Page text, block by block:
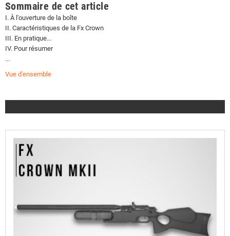
Sommaire de cet article
I. À l'ouverture de la boîte
II. Caractéristiques de la Fx Crown
III. En pratique...
IV. Pour résumer
...
Vue d'ensemble